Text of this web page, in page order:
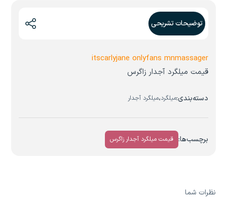
توضیحات تشریحی
itscarlyjane onlyfans mnmassager
قیمت میلگرد آجدار زاگرس
دسته‌بندی:میلگرد،میلگرد آجدار
برچسب‌ها: قیمت میلگرد آجدار زاگرس
نظرات شما